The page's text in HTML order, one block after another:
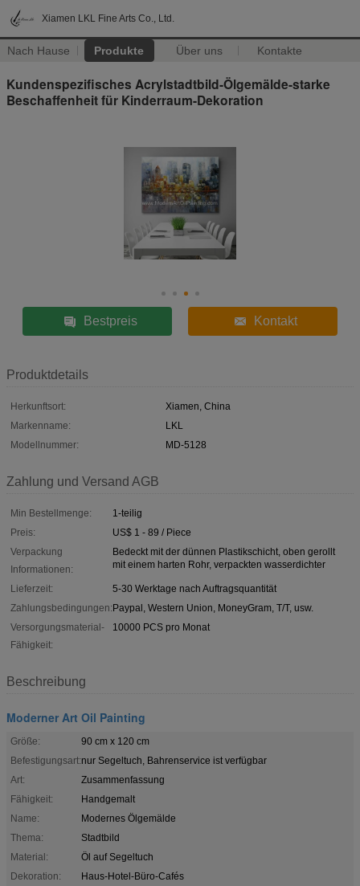
Xiamen LKL Fine Arts Co., Ltd.
Nach Hause Produkte Über uns Kontakte
Kundenspezifisches Acrylstadtbild-Ölgemälde-starke
Beschaffenheit für Kinderraum-Dekoration
Bestpreis Kontakt
Produktdetails
Herkunftsort:
Xiamen, China
Markenname:
LKL
Modellnummer:
MD-5128
Zahlung und Versand AGB
Min Bestellmenge:
1-teilig
Preis:
US$ 1 - 89 / Piece
Verpackung
Informationen:
Bedeckt mit der dünnen Plastikschicht, oben gerollt
mit einem harten Rohr, verpackten wasserdichter
Lieferzeit:
5-30 Werktage nach Auftragsquantität
Zahlungsbedingungen:Paypal, Western Union, MoneyGram, T/T, usw.
Versorgungsmaterial-
Fähigkeit:
10000 PCS pro Monat
Beschreibung
Moderner Art Oil Painting
Größe:
90 cm x 120 cm
Befestigungsart:nur Segeltuch, Bahrenservice ist verfügbar
Art:
Zusammenfassung
Fähigkeit:
Handgemalt
Name:
Modernes Ölgemälde
Thema:
Stadtbild
Material:
Öl auf Segeltuch
Dekoration:
Haus-Hotel-Büro-Cafés